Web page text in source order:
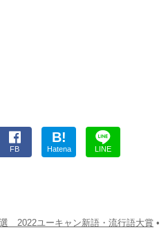
FB
B!
Hatena LINE
2022ユーキャン新語・流行語大賞 •